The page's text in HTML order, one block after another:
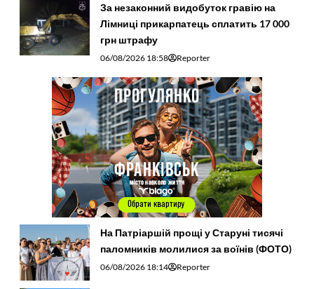
За незаконний видобуток гравію на
Лімниці прикарпатець сплатить 17 000
грн штрафу
06/08/2026 18:58 Reporter
На Патріаршій прощі у Старуні тисячі
паломників молилися за воїнів (ФОТО)
06/08/2026 18:14 Reporter